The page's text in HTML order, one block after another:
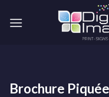
Brochure